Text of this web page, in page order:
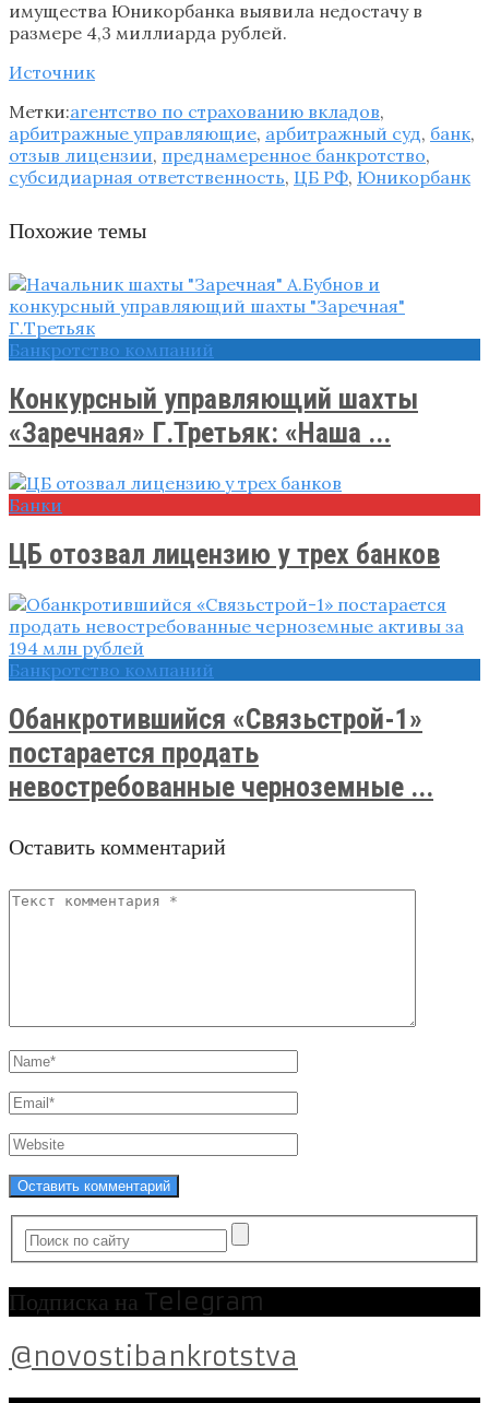
имущества Юникорбанка выявила недостачу в
размере 4,3 миллиарда рублей.
Источник
Метки:агентство по страхованию вкладов,
арбитражные управляющие, арбитражный суд, банк,
отзыв лицензии, преднамеренное банкротство,
субсидиарная ответственность, ЦБ РФ, Юникорбанк
Похожие темы
Банкротство компаний
Конкурсный управляющий шахты
«Заречная» Г.Третьяк: «Наша ...
Банки
ЦБ отозвал лицензию у трех банков
Банкротство компаний
Обанкротившийся «Связьстрой-1»
постарается продать
невостребованные черноземные ...
Оставить комментарий
Подписка на Telegram
@novostibankrotstva